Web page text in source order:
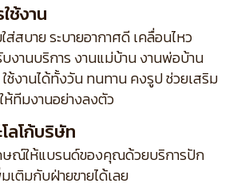
ช้งาน
สบาย ระบายอากาศดี เคลื่อนไหว
งานบริการ งานแม่บ้าน งานพ่อบ้าน
ช้งานได้ทั้งวัน ทนทาน คงรูป ช่วยเสริม
ทีมงานอย่างลงตัว
ลโก้บริษัท
ษณ์ให้แบรนด์ของคุณด้วยบริการปัก
ติมกับฝ่ายขายได้เลย